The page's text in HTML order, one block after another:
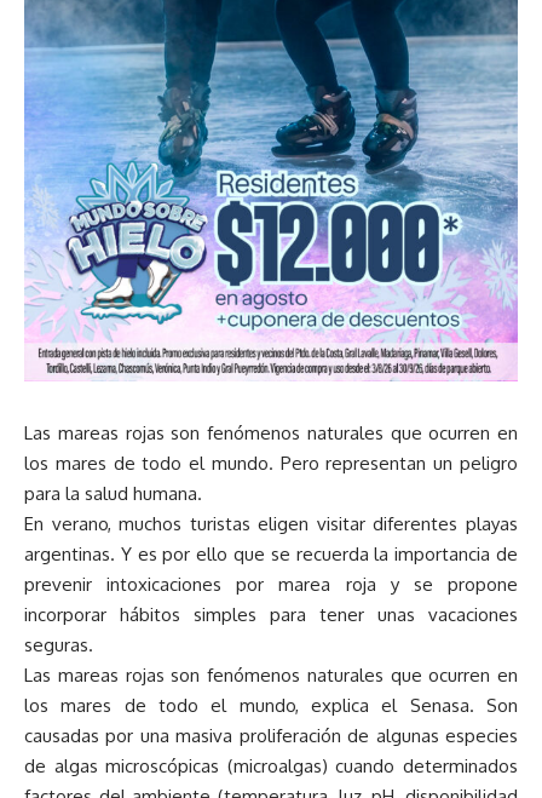
Las mareas rojas son fenómenos naturales que ocurren en
los mares de todo el mundo. Pero representan un peligro
para la salud humana.
En verano, muchos turistas eligen visitar diferentes playas
argentinas. Y es por ello que se recuerda la importancia de
prevenir intoxicaciones por marea roja y se propone
incorporar hábitos simples para tener unas vacaciones
seguras.
Las mareas rojas son fenómenos naturales que ocurren en
los mares de todo el mundo, explica el Senasa. Son
causadas por una masiva proliferación de algunas especies
de algas microscópicas (microalgas) cuando determinados